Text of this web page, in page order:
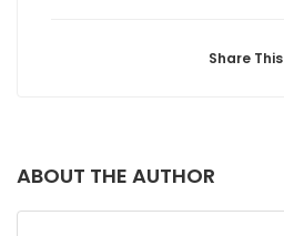
Share This
ABOUT THE AUTHOR